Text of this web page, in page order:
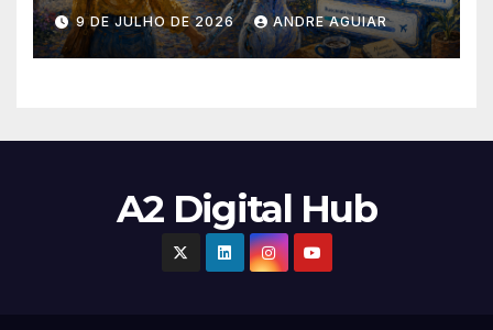
9 DE JULHO DE 2026 ANDRE AGUIAR
A2 Digital Hub